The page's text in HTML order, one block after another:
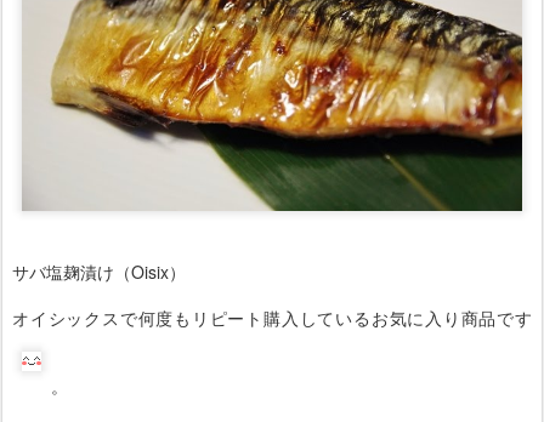
サバ塩麹漬け（Oisix）
オイシックスで何度もリピート購入しているお気に入り商品です
。